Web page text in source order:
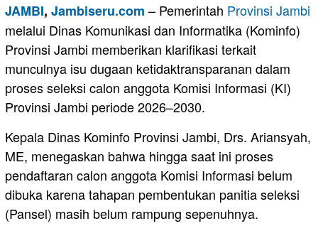
JAMBI, Jambiseru.com – Pemerintah Provinsi Jambi
melalui Dinas Komunikasi dan Informatika (Kominfo)
Provinsi Jambi memberikan klarifikasi terkait
munculnya isu dugaan ketidaktransparanan dalam
proses seleksi calon anggota Komisi Informasi (KI)
Provinsi Jambi periode 2026–2030.
Kepala Dinas Kominfo Provinsi Jambi, Drs. Ariansyah,
ME, menegaskan bahwa hingga saat ini proses
pendaftaran calon anggota Komisi Informasi belum
dibuka karena tahapan pembentukan panitia seleksi
(Pansel) masih belum rampung sepenuhnya.